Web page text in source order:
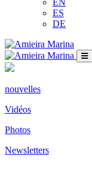
EN
ES
DE
nouvelles
Vidéos
Photos
Newsletters